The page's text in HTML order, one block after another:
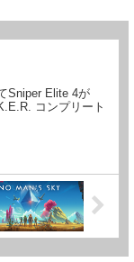
Sniper Elite 4が
コンプリート